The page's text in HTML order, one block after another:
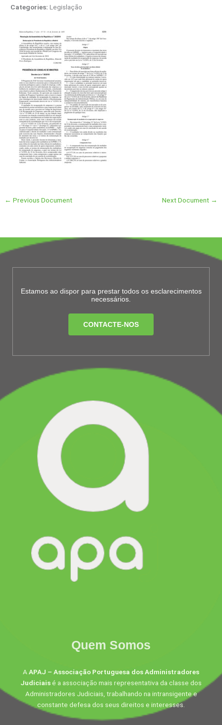
Categories:Legislação
← Previous Document Next Document →
Estamos ao dispor para prestar todos os esclarecimentos
necessários.
CONTACTE-NOS
Quem Somos
AAPAJ – Associação Portuguesa dos Administradores
Judiciaisé a associação mais representativa da classe dos
Administradores Judiciais, trabalhando na intransigente e
constante defesa dos seus direitos e interesses.